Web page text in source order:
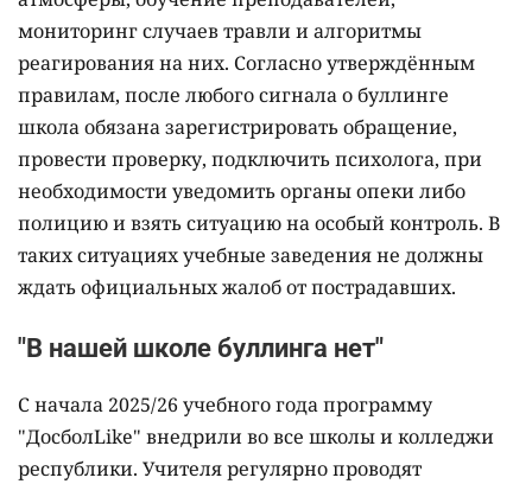
мониторинг случаев травли и алгоритмы
реагирования на них. Согласно утверждённым
правилам, после любого сигнала о буллинге
школа обязана зарегистрировать обращение,
провести проверку, подключить психолога, при
необходимости уведомить органы опеки либо
полицию и взять ситуацию на особый контроль. В
таких ситуациях учебные заведения не должны
ждать официальных жалоб от пострадавших.
"В нашей школе буллинга нет"
С начала 2025/26 учебного года программу
"ДосболLike" внедрили во все школы и колледжи
республики. Учителя регулярно проводят